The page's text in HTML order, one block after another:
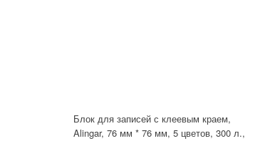
Блок для записей с клеевым краем,
Alingar, 76 мм * 76 мм, 5 цветов, 300 л.,